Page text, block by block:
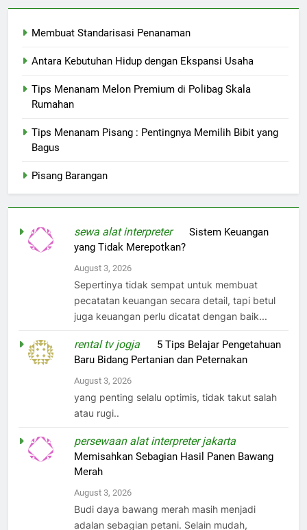
Membuat Standarisasi Penanaman
Antara Kebutuhan Hidup dengan Ekspansi Usaha
Tips Menanam Melon Premium di Polibag Skala
Rumahan
Tips Menanam Pisang : Pentingnya Memilih Bibit yang
Bagus
Pisang Barangan
sewa alat interpreteronSistem Keuangan
yang Tidak Merepotkan?
August 3, 2026
Sepertinya tidak sempat untuk membuat
pecatatan keuangan secara detail, tapi betul
juga keuangan perlu dicatat dengan baik...
rental tv jogja
5 Tips Belajar Pengetahuan
Baru Bidang Pertanian dan Peternakan
August 3, 2026
yang penting selalu optimis, tidak takut salah
atau rugi..
persewaan alat interpreter jakarta
Memisahkan Sebagian Hasil Panen Bawang
Merah
August 3, 2026
Budi daya bawang merah masih menjadi
adalan sebagian petani. Selain mudah,